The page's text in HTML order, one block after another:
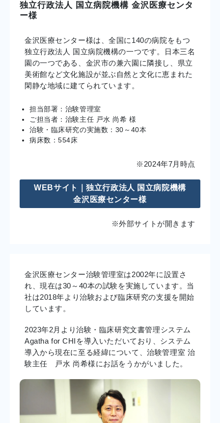
独立行政法人 国立病院機構 金沢医療センタ
ー様
金沢医療センター様は、全国に140の病院をもつ
独立行政法人 国立病院機構の一つです。日本三名
園の一つである、金沢市の兼六園に隣接し、県立
美術館など文化施設が並ぶ自然と文化に恵まれた
閑静な地域に建てられています。
担当部署：治験管理室
ご担当者：治験主任 戸水 尚希 様
治験・臨床研究の実施数：30～40本
病床数：554床
※2024年7月時点
WEBサイト｜独立行政法人 国立病院機構
金沢医療センター様
※外部サイトが開きます
金沢医療センター治験管理室は2002年に設置さ
れ、現在は30～40本の試験を実施しています。当
社は2018年より治験および臨床研究の支援を開始
しています。
2023年2月より治験・臨床研究文書管理システム
Agatha for CHIを導入いただいており、システム
導入から現在に至る経緯について、治験管理室 治
験主任 戸水 尚希様にお話をうかがいました。